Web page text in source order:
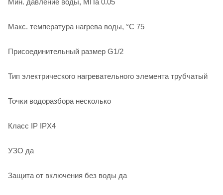
Мин. давление воды, МПа 0.05
Макс. температура нагрева воды, °С 75
Присоединительный размер G1/2
Тип электрического нагревательного элемента трубчатый
Точки водоразбора несколько
Класс IP IPX4
УЗО да
Защита от включения без воды да